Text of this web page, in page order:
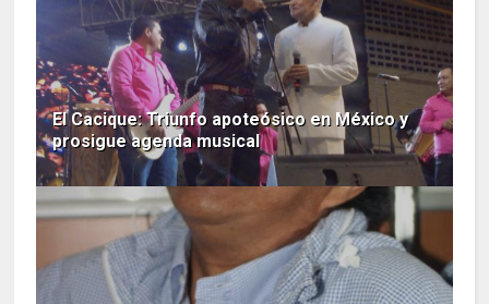
El Cacique: Triunfo apoteósico en México y
prosigue agenda musical